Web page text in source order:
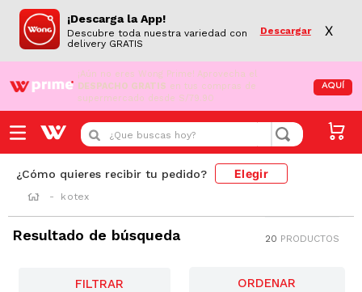
¡Descarga la App!
Descubre toda nuestra variedad con
delivery GRATIS
Descargar X
¡Aún no eres Wong Prime! Aprovecha el
DESPACHO GRATIS en tus compras de
supermercado desde S/79.90
AQUÍ
¿Que buscas hoy?
¿Cómo quieres recibir tu pedido? Elegir
kotex
Resultado de búsqueda 20 PRODUCTOS
FILTRAR